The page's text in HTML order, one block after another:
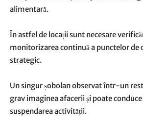
alimentară.
În astfel de locații sunt necesare
monitorizarea continuă a punctelor de
strategic.
Un singur șobolan observat într-un
grav imaginea afacerii și poate
suspendarea activității.